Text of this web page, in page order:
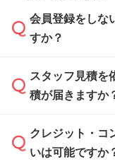
会員登録をしな
すか？
可能です。見
まま進む』ボ
スタッフ見積を
積が届きますか
通常、翌営業
雑状況によっ
クレジット・コ
いは可能ですか